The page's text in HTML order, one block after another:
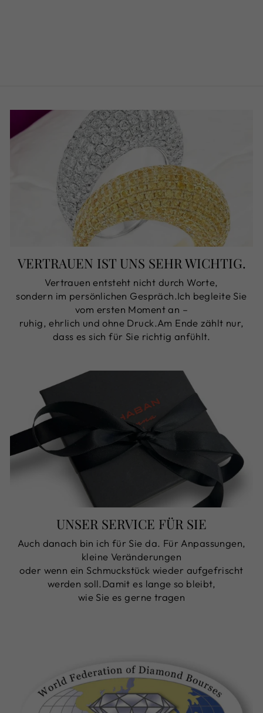
VERTRAUEN IST UNS SEHR WICHTIG.
Vertrauen entsteht nicht durch Worte,
sondern im persönlichen Gespräch.Ich begleite Sie
vom ersten Moment an –
ruhig, ehrlich und ohne Druck.Am Ende zählt nur,
dass es sich für Sie richtig anfühlt.
UNSER SERVICE FÜR SIE
Auch danach bin ich für Sie da. Für Anpassungen,
kleine Veränderungen
oder wenn ein Schmuckstück wieder aufgefrischt
werden soll.Damit es lange so bleibt,
wie Sie es gerne tragen